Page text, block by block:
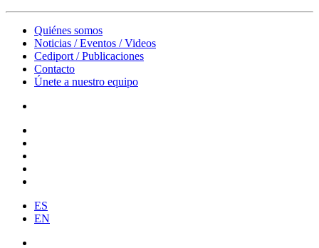
Quiénes somos
Noticias / Eventos / Videos
Cediport / Publicaciones
Contacto
Únete a nuestro equipo
ES
EN